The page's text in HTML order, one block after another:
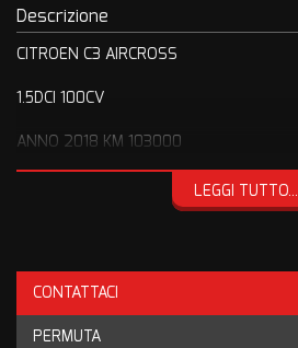
Descrizione
CITROEN C3 AIRCROSS
1.5DCI 100CV
ANNO 2018 KM 103000
VERSIONE FULL OPTIONAL
REGOLARMENTE TAGLIANDATA
CINGHIA DI DISTRIBUZIONE ESEGUITA
LEGGI TUTTO...
CONTATTACI
PERMUTA